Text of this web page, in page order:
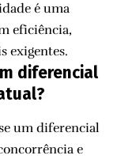
é uma
eficiência,
exigentes.
diferencial
um diferencial
e